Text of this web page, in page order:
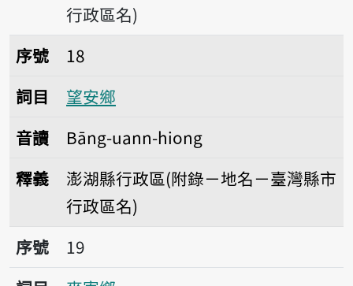
行政區名)
序號18望安鄉
序號
18
詞目
望安鄉
音讀
Bāng-uann-hiong
釋義
澎湖縣行政區(附錄－地名－臺灣縣市
行政區名)
序號19麥寮鄉
序號
19